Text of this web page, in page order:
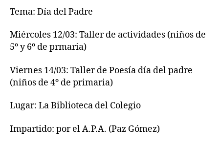
Tema: Día del Padre
Miércoles 12/03: Taller de actividades (niños de
5º y 6º de prmaria)
Viernes 14/03: Taller de Poesía día del padre
(niños de 4º de primaria)
Lugar: La Biblioteca del Colegio
Impartido: por el A.P.A. (Paz Gómez)